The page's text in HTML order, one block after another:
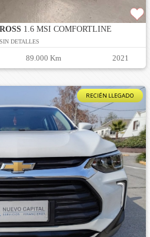
1.6 MSI COMFORTLINE
SIN DETALLES
89.000 Km 2021
RECIÉN LLEGADO